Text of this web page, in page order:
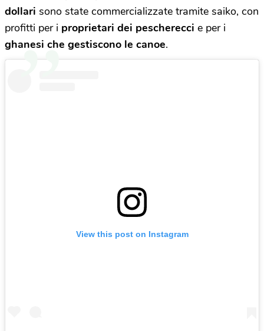
dollari sono state commercializzate tramite saiko, con
profitti per i proprietari dei pescherecci e per i
ghanesi che gestiscono le canoe.
View this post on Instagram